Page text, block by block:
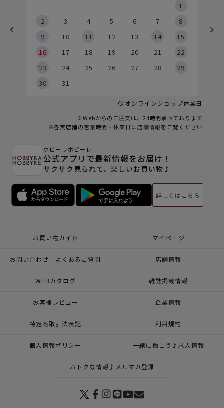
1
2
3 4 5 6 7
8
9
10 11 12 13 14
15
16
17 18 19 20 21
22
23
24 25 26 27 28
29
30
31
オンラインショップ休業日
※Webからのご注文は、24時間承っております
※各実店舗の営業時間・休業日は店舗情報をご覧ください
ホビーラホビーレ
公式アプリで最新情報をお届け！
サクサク見られて、楽しいお買い物♪
詳しくはこちら
お買い物ガイド マイページ
お問い合わせ - よくあるご質問 店舗情報
WEBカタログ 雑誌掲載情報
お客様レビュー 企業情報
特定商取引法表記 利用規約
個人情報ポリシー 一緒に働こう♪求人情報
おトクな情報♪メルマガ登録